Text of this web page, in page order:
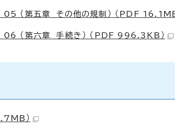
05 （第五章 その他の規制） （PDF 16.1MB
06 （第六章 手続き） （PDF 996.3KB）
）